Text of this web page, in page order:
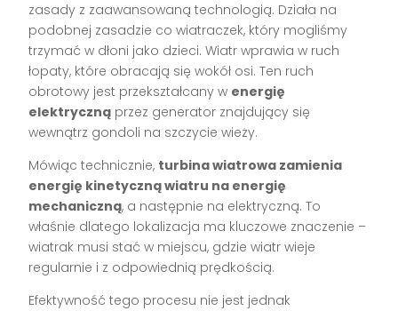
zasady z zaawansowaną technologią. Działa na
podobnej zasadzie co wiatraczek, który mogliśmy
trzymać w dłoni jako dzieci. Wiatr wprawia w ruch
łopaty, które obracają się wokół osi. Ten ruch
obrotowy jest przekształcany w energię
elektryczną przez generator znajdujący się
wewnątrz gondoli na szczycie wieży.
Mówiąc technicznie, turbina wiatrowa zamienia
energię kinetyczną wiatru na energię
mechaniczną, a następnie na elektryczną. To
właśnie dlatego lokalizacja ma kluczowe znaczenie –
wiatrak musi stać w miejscu, gdzie wiatr wieje
regularnie i z odpowiednią prędkością.
Efektywność tego procesu nie jest jednak